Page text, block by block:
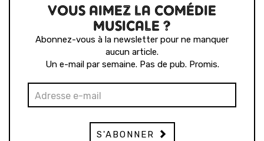
VOUS AIMEZ LA COMÉDIE
MUSICALE ?
Abonnez-vous à la newsletter pour ne manquer
aucun article.
Un e-mail par semaine. Pas de pub. Promis.
S'ABONNER